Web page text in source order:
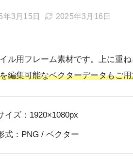
年3月15日 2025年3月16日
ル用フレーム素材です。上に重
編集可能なベクターデータもご
イズ：1920×1080px
式：PNG / ベクター